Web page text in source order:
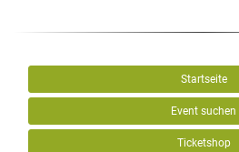
Startseite
Event suchen
Ticketshop